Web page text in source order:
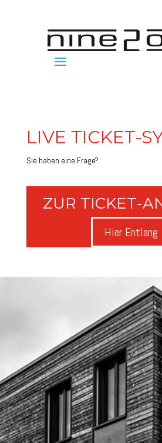
LIVE TICKET-
Sie haben eine Frage?
ZUR TICKET-
Hier Entlang